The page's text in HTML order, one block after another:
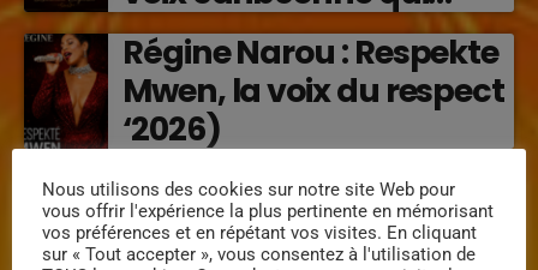
transforme les émotions
en musique (2026)
Régine Narou : Respekte
Mwen, la voix du respect
‘2026)
« Lanmou Nou » (2026) :
la rencontre vibrante
Nous utilisons des cookies sur notre site Web pour
vous offrir l'expérience la plus pertinente en mémorisant
vos préférences et en répétant vos visites. En cliquant
sur « Tout accepter », vous consentez à l'utilisation de